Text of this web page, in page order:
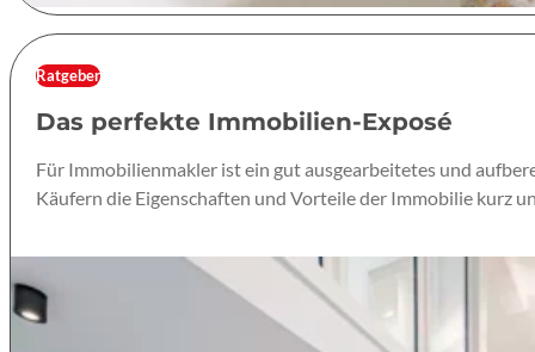
Ratgeber
Das perfekte Immobilien-Exposé
Für Immobilienmakler ist ein gut ausgearbeitetes und
Käufern die Eigenschaften und Vorteile der Immobilie kurz